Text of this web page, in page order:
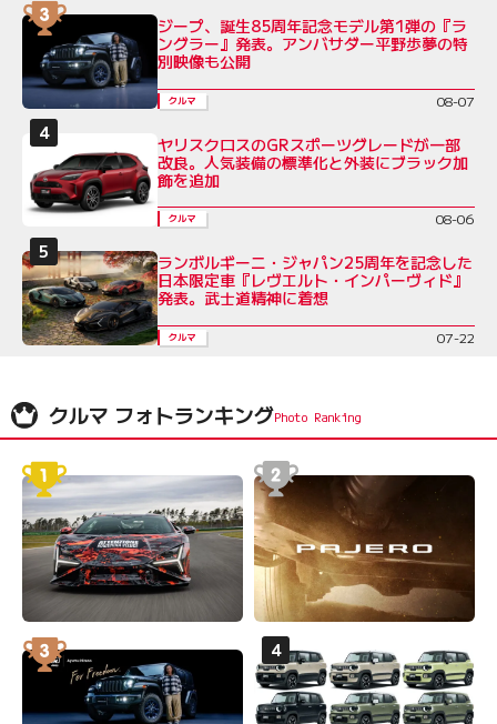
ジープ、誕生85周年記念モデル第1弾の『ラ
ングラー』発表。アンバサダー平野歩夢の特
別映像も公開
クルマ 08-07
ヤリスクロスのGRスポーツグレードが一部
改良。人気装備の標準化と外装にブラック加
飾を追加
クルマ 08-06
ランボルギーニ・ジャパン25周年を記念した
日本限定車『レヴエルト・インパーヴィド』
発表。武士道精神に着想
クルマ 07-22
クルマ フォトランキング